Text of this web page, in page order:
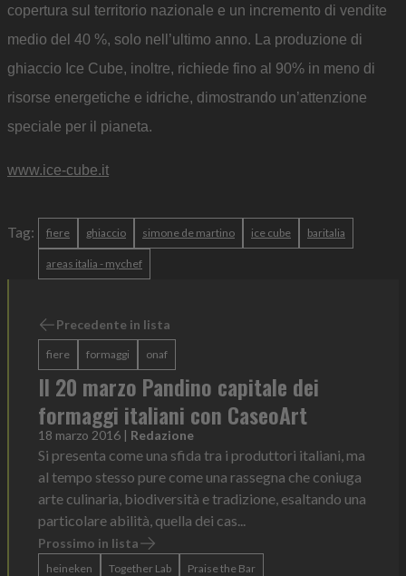
copertura sul territorio nazionale e un incremento di vendite
medio del 40 %, solo nell’ultimo anno. La produzione di
ghiaccio Ice Cube, inoltre, richiede fino al 90% in meno di
risorse energetiche e idriche, dimostrando un’attenzione
speciale per il pianeta.
www.ice-cube.it
Tag: fiere ghiaccio simone de martino ice cube baritalia
areas italia - mychef
Precedente in lista
fiere formaggi onaf
Il 20 marzo Pandino capitale dei
formaggi italiani con CaseoArt
18 marzo 2016 | Redazione
Si presenta come una sfida tra i produttori italiani, ma
al tempo stesso pure come una rassegna che coniuga
arte culinaria, biodiversità e tradizione, esaltando una
particolare abilità, quella dei cas...
Prossimo in lista
heineken Together Lab Praise the Bar